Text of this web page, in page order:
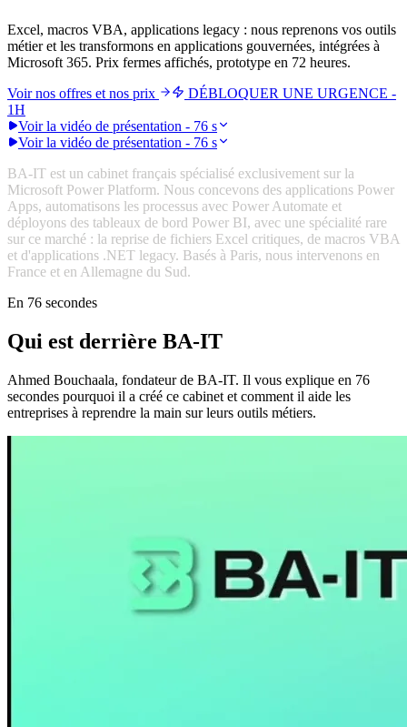
Excel, macros VBA, applications legacy : nous reprenons vos outils
métier et les transformons en applications gouvernées, intégrées à
Microsoft 365. Prix fermes affichés, prototype en 72 heures.
Voir nos offres et nos prix
DÉBLOQUER UNE URGENCE -
1H
Voir la vidéo de présentation - 76 s
Voir la vidéo de présentation - 76 s
BA-IT est un cabinet français spécialisé exclusivement sur la
Microsoft Power Platform. Nous concevons des applications Power
Apps, automatisons les processus avec Power Automate et
déployons des tableaux de bord Power BI, avec une spécialité rare
sur ce marché : la reprise de fichiers Excel critiques, de macros VBA
et d'applications .NET legacy. Basés à Paris, nous intervenons en
France et en Allemagne du Sud.
En 76 secondes
Qui est derrière BA-IT
Ahmed Bouchaala, fondateur de BA-IT. Il vous explique en 76
secondes pourquoi il a créé ce cabinet et comment il aide les
entreprises à reprendre la main sur leurs outils métiers.